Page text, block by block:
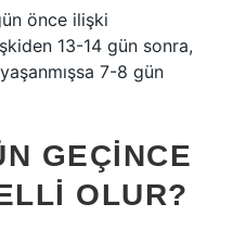
önce ilişki
13-14 gün sonra,
7-8 gün
GEÇINCE
OLUR?